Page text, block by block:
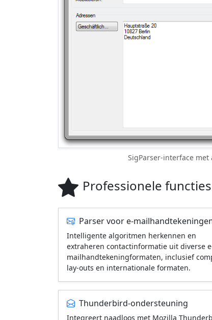
SigParser-interface
Professionele functies
Parser voor e-
Intelligente algoritmen herkennen en
extraheren contactinformatie uit diverse
mailhandtekeningformaten, inclusief
lay-outs en internationale formaten.
Thunderbird-ondersteuning
Integreert naadloos met Mozilla